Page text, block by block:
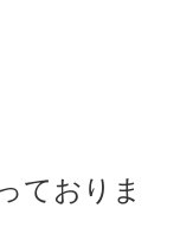
ておりま